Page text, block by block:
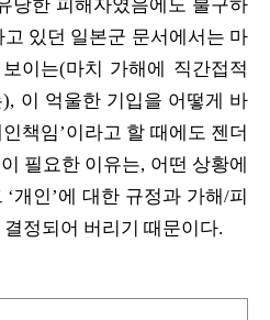
당한 피해자였음에도 불구하
있던 일본군 문서에서는 마
이는(마치 가해에 직간접적
이 억울한 기입을 어떻게 바
책임’이라고 할 때에도 젠더
필요한 이유는, 어떤 상황에
개인’에 대한 규정과 가해/피
정되어 버리기 때문이다.